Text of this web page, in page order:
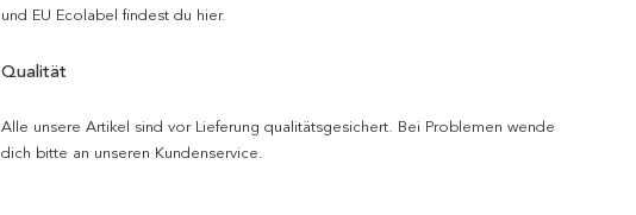
und EU Ecolabel findest du hier.
Qualität
Alle unsere Artikel sind vor Lieferung qualitätsgesichert. Bei Problemen wende
dich bitte an unseren Kundenservice.